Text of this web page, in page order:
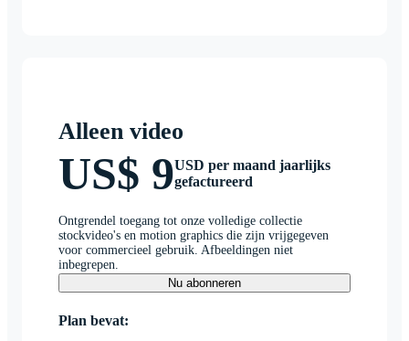
Alleen video
US$ 9USD per maand jaarlijks
gefactureerd
Ontgrendel toegang tot onze volledige collectie
stockvideo's en motion graphics die zijn vrijgegeven
voor commercieel gebruik. Afbeeldingen niet
inbegrepen.
Nu abonneren
Plan bevat: